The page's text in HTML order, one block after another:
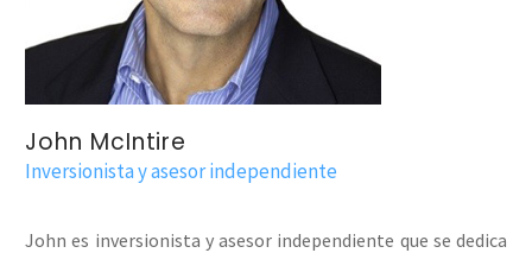
John McIntire
Inversionista y asesor independiente
John es inversionista y asesor independiente que se dedica